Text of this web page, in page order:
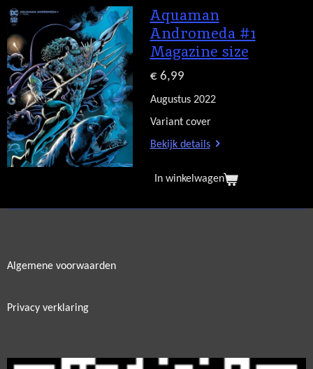
Aquaman
Andromeda #1
Magazine size
€ 6,99
Augustus 2022
Variant cover
Bekijk details
In winkelwagen
Algemene voorwaarden
Privacy verklaring